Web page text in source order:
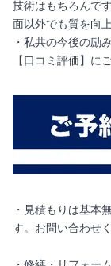
技術はもちろんで
面以外でも質を向
・私共の今後の励
【口コミ評価】に
・見積もりは基本
す。お問い合わせ